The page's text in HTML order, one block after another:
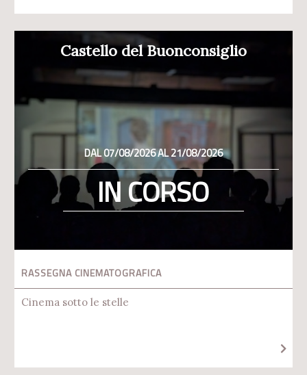
Castello del Buonconsiglio
DAL 07/08/2026 AL 21/08/2026
IN CORSO
RASSEGNA CINEMATOGRAFICA
Cinema sotto le stelle